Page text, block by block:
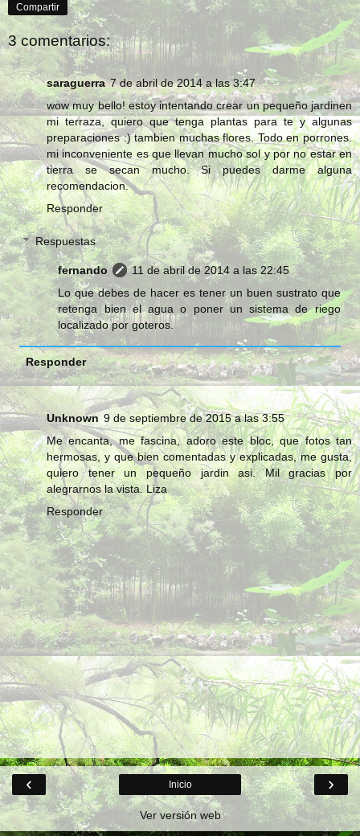
Compartir
3 comentarios:
saraguerra 7 de abril de 2014 a las 3:47
wow muy bello! estoy intentando crear un pequeño jardinen
mi terraza, quiero que tenga plantas para te y algunas
preparaciones :) tambien muchas flores. Todo en porrones.
mi inconveniente es que llevan mucho sol y por no estar en
tierra se secan mucho. Si puedes darme alguna
recomendacion.
Responder
Respuestas
fernando
11 de abril de 2014 a las 22:45
Lo que debes de hacer es tener un buen sustrato que
retenga bien el agua o poner un sistema de riego
localizado por goteros.
Responder
Unknown 9 de septiembre de 2015 a las 3:55
Me encanta, me fascina, adoro este bloc, que fotos tan
hermosas, y que bien comentadas y explicadas, me gusta,
quiero tener un pequeño jardin asi. Mil gracias por
alegrarnos la vista. Liza
Responder
‹ ›
Inicio
Ver versión web